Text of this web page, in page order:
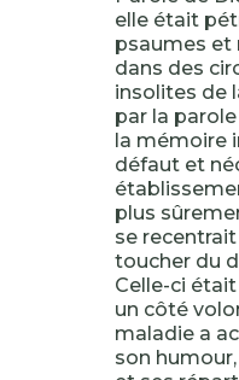
elle était
psaumes et
dans des
insolites de
par la
la mémoire
défaut et
plus
se
toucher du
Celle-ci
un côté
maladie a
son